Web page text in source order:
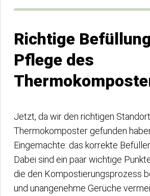
Richtige
Pflege des
Jetzt, da wir den richtigen
Thermokomposter gefunden
Eingemachte: das korrekte
Dabei sind ein paar wichtige
die den Kompostierungsprozess
und unangenehme Gerüche